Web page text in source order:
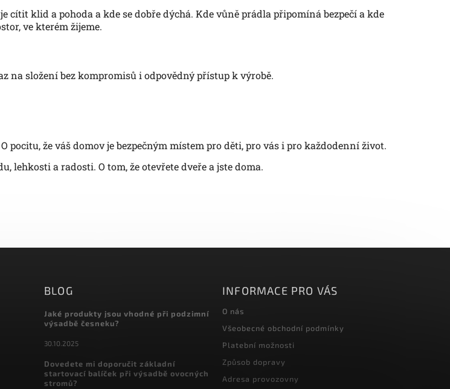
cítit klid a pohoda a kde se dobře dýchá. Kde vůně prádla připomíná bezpečí a kde
ve kterém žijeme.
na složení bez kompromisů i odpovědný přístup k výrobě.
pocitu, že váš domov je bezpečným místem pro děti, pro vás i pro každodenní život.
lehkosti a radosti. O tom, že otevřete dveře a jste doma.
BLOG
Jaké produkty jsou vhodné při podzimní
výsadbě česneku?
30.10.2025
Dovedete mi doporučit základní
startovací balíček při výsadbě ovocných
stromů?
INFORMACE PRO VÁS
O nás
Všeobecné obchodní podmínky
Platební možnosti
Způsob dopravy
Adresa provozovny